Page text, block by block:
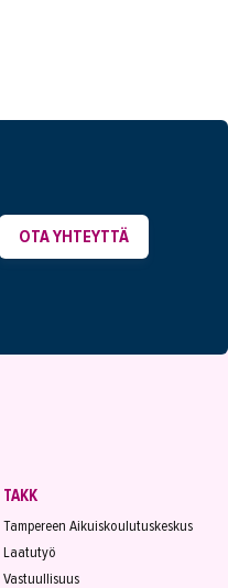
OTA YHTEYTTÄ
TAKK
Tampereen Aikuiskoulutuskeskus
Laatutyö
Vastuullisuus